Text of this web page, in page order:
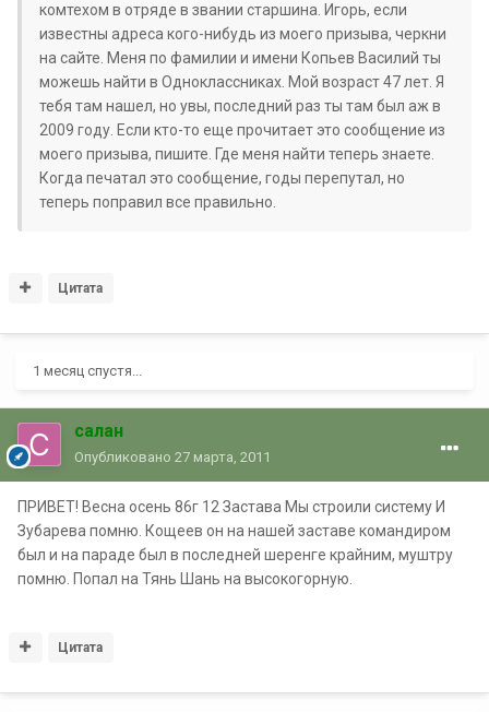
комтехом в отряде в звании старшина. Игорь, если
известны адреса кого-нибудь из моего призыва, черкни
на сайте. Меня по фамилии и имени Копьев Василий ты
можешь найти в Одноклассниках. Мой возраст 47 лет. Я
тебя там нашел, но увы, последний раз ты там был аж в
2009 году. Если кто-то еще прочитает это сообщение из
моего призыва, пишите. Где меня найти теперь знаете.
Когда печатал это сообщение, годы перепутал, но
теперь поправил все правильно.
Цитата
1 месяц спустя...
салан
Опубликовано 27 марта, 2011
ПРИВЕТ! Весна осень 86г 12 Застава Мы строили систему И
Зубарева помню. Кощеев он на нашей заставе командиром
был и на параде был в последней шеренге крайним, муштру
помню. Попал на Тянь Шань на высокогорную.
Цитата